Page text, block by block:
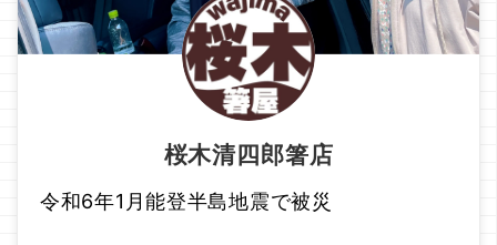
桜木清四郎箸店
令和6年1月能登半島地震で被災